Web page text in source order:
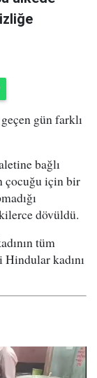
gün farklı
bağlı
çocuğu için bir
dövüldü.
tüm
Hindular kadını